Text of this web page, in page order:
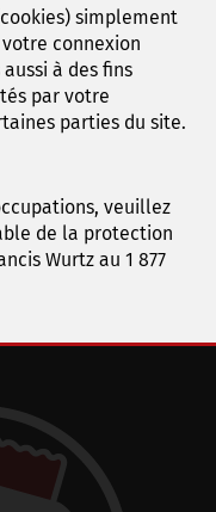
simplement
connexion
à des fins
par votre
parties du site.
veuillez
de la protection
Wurtz au 1 877